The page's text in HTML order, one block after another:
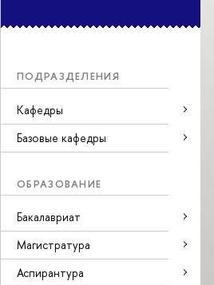
ПОДРАЗДЕЛЕНИЯ
Кафедры
Базовые кафедры
ОБРАЗОВАНИЕ
Бакалавриат
Магистратура
Аспирантура